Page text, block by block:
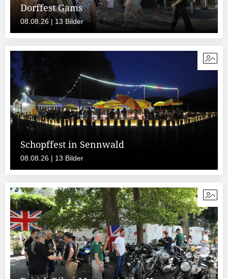
Dorffest Gams
08.08.26 | 13 Bilder
Schopffest in Sennwald
08.08.26 | 13 Bilder